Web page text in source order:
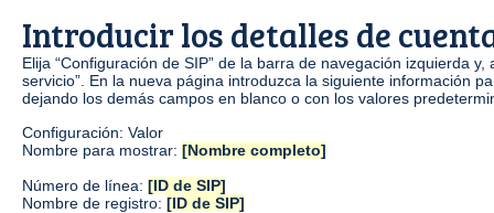
Introducir los detalles de
Elija “Configuración de SIP” de la barra de navegación izquierda
servicio”. En la nueva página introduzca la siguiente información
dejando los demás campos en blanco o con los valores
Configuración: Valor
Nombre para mostrar: [Nombre completo]
Número de línea: [ID de SIP]
Nombre de registro: [ID de SIP]